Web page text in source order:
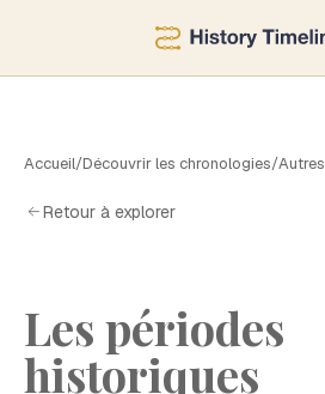
Accueil/Découvrir les chronologies/Autres
Retour à explorer
Les périodes
historiques